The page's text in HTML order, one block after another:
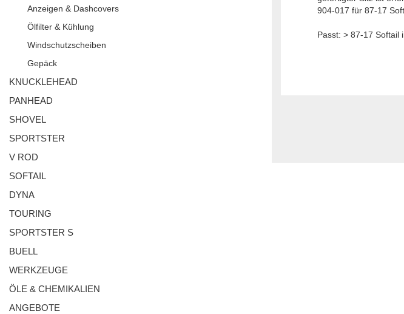
904-017 für 87-17
Passt: > 87-17 Softail
Anzeigen & Dashcovers
Ölfilter & Kühlung
Windschutzscheiben
Gepäck
KNUCKLEHEAD
PANHEAD
SHOVEL
SPORTSTER
V ROD
SOFTAIL
DYNA
TOURING
SPORTSTER S
BUELL
WERKZEUGE
ÖLE & CHEMIKALIEN
ANGEBOTE